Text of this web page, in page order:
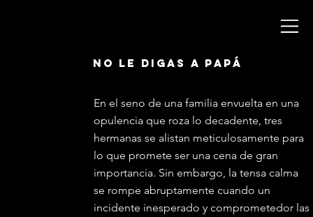
no le digas a papá
En el seno de una familia envuelta en una
opulencia que roza lo decadente, tres
hermanas se alistan meticulosamente para
lo que promete ser una cena de gran
importancia. Sin embargo, la tensa calma
se rompe abruptamente cuando un
incidente inesperado y comprometedor las